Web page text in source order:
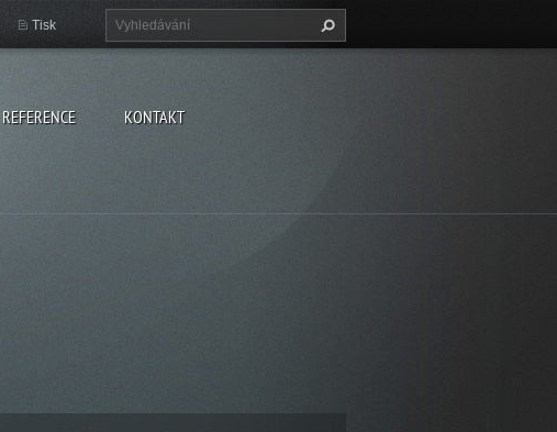
REFERENCE
KONTAKT
Tisk